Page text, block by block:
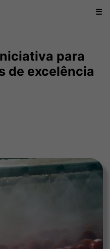
☰
para
de excelência